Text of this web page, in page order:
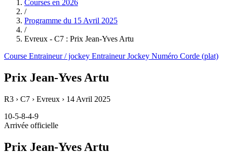
Courses en 2026
/
Programme du 15 Avril 2025
/
Evreux - C7 : Prix Jean-Yves Artu
Course Entraineur / jockey EntraineurJockey Numéro Corde (plat)
Prix Jean-Yves Artu
R3 › C7 › Evreux › 14 Avril 2025
10-5-8-4-9
Arrivée officielle
Prix Jean-Yves Artu